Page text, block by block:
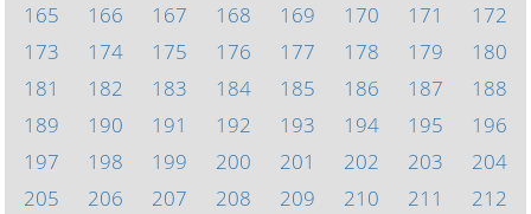
165
166 167 168 169 170 171
172
173
174 175 176 177 178 179
180
181
182 183 184 185 186 187
188
189
190 191 192 193 194 195
196
197
198 199 200 201 202 203
204
205
206 207 208 209 210 211
212